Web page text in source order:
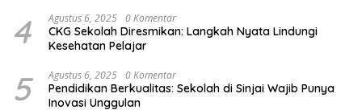
4 Agustus 6, 2025 0 Komentar
CKG Sekolah Diresmikan: Langkah Nyata Lindungi
Kesehatan Pelajar
5 Agustus 6, 2025 0 Komentar
Pendidikan Berkualitas: Sekolah di Sinjai Wajib Punya
Inovasi Unggulan